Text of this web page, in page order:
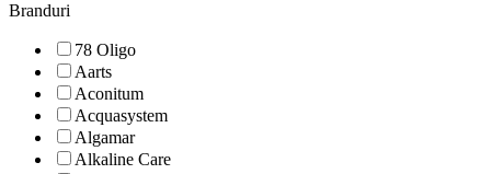
Branduri
78 Oligo
Aarts
Aconitum
Acquasystem
Algamar
Alkaline Care